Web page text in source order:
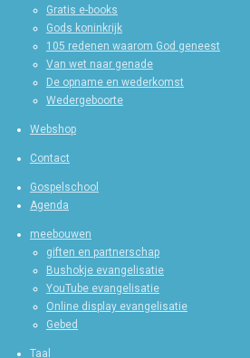
Gratis e-books
Gods koninkrijk
105 redenen waarom God geneest
Van wet naar genade
De opname en wederkomst
Wedergeboorte
Webshop
Contact
Gospelschool
Agenda
meebouwen
giften en partnerschap
Bushokje evangelisatie
YouTube evangelisatie
Online display evangelisatie
Gebed
Taal